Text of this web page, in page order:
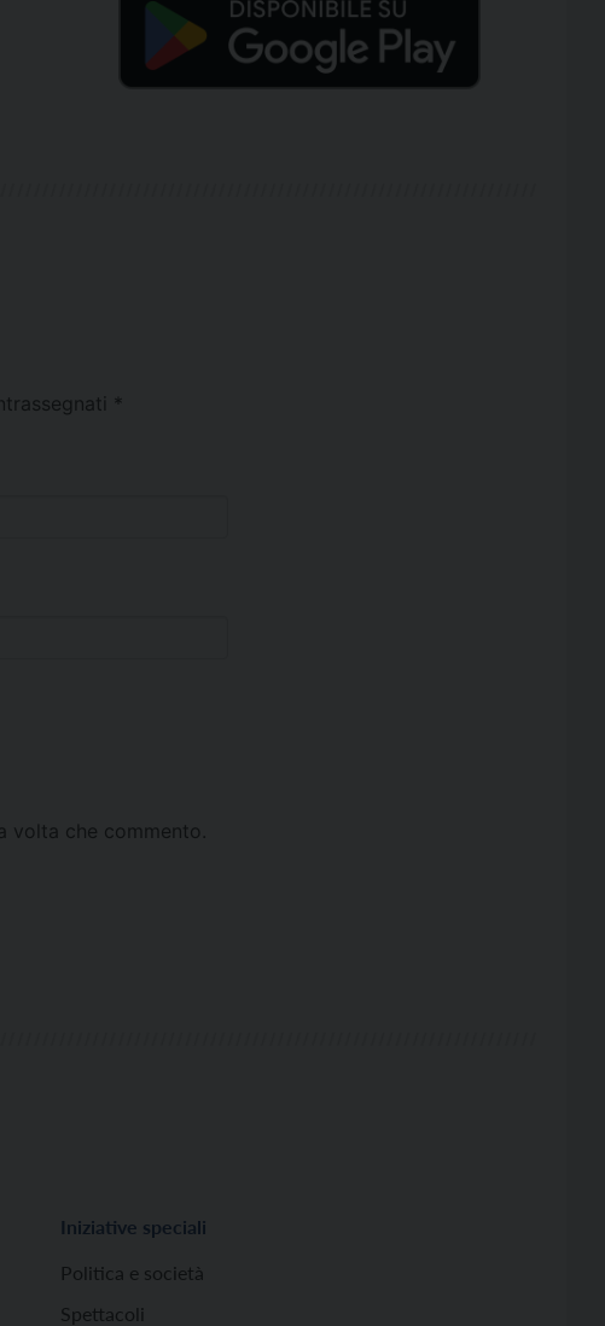
*
volta che commento.
Iniziative speciali
Politica e società
Spettacoli